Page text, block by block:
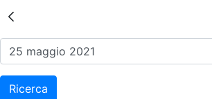
Risultati della
Ricerca